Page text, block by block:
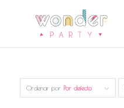
Ordenar por Por defecto